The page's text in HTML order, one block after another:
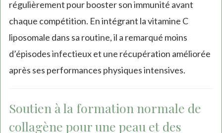
régulièrement pour booster son immunité avant
chaque compétition. En intégrant la vitamine C
liposomale dans sa routine, il a remarqué moins
d’épisodes infectieux et une récupération améliorée
après ses performances physiques intensives.
Soutien à la formation normale de
collagène pour une peau et des